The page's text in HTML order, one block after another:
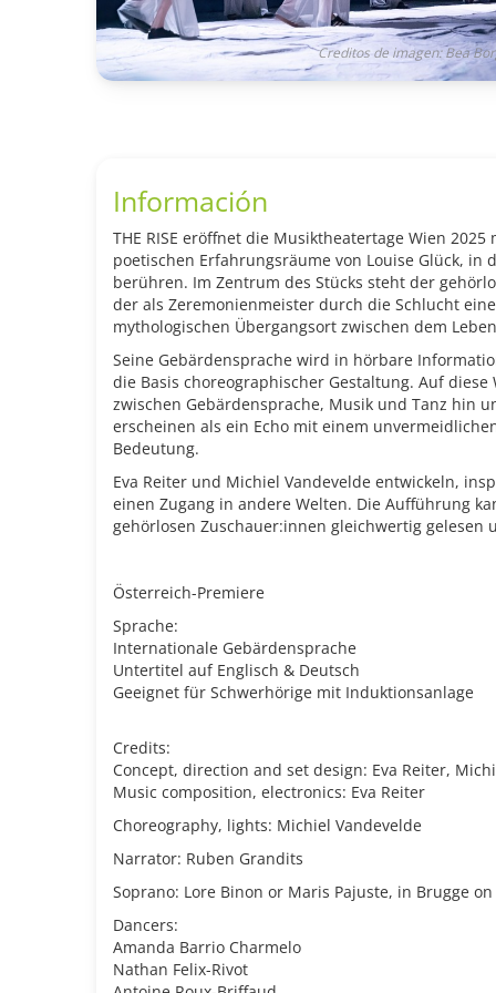
Creditos de imagen: Bea
Información
THE RISE eröffnet die Musiktheatertage Wien 2025
poetischen Erfahrungsräume von Louise Glück, in
berühren. Im Zentrum des Stücks steht der
der als Zeremonienmeister durch die Schlucht
mythologischen Übergangsort zwischen dem
Seine Gebärdensprache wird in hörbare Informa
die Basis choreographischer Gestaltung. Auf diese
zwischen Gebärdensprache, Musik und Tanz hin
erscheinen als ein Echo mit einem
Bedeutung.
Eva Reiter und Michiel Vandevelde entwickeln, in
einen Zugang in andere Welten. Die Aufführung
gehörlosen Zuschauer:innen gleichwertig gelesen
Österreich-Premiere
Sprache:
Internationale Gebärdensprache
Untertitel auf Englisch & Deutsch
Geeignet für Schwerhörige mit Induktionsanlage
Credits:
Concept, direction and set design: Eva Reiter,
Music composition, electronics: Eva Reiter
Choreography, lights: Michiel Vandevelde
Narrator: Ruben Grandits
Soprano: Lore Binon or Maris Pajuste, in Brugge
Dancers:
Amanda Barrio Charmelo
Nathan Felix-Rivot